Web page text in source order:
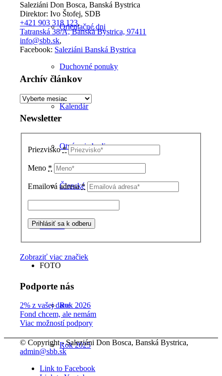
Orientačné dni
Duchovné ponuky
Kalendár
Otváracie hodiny
Členské
ŠPORT
FOTO
Rok 2026
Rok 2025
Saleziáni Don Bosca, Banská Bystrica
Direktor: Ivo Štofej, SDB
+421 903 318 123,
Tatranská 38/A, Banská Bystrica, 97411
info@sbb.sk,
Facebook: Saleziáni Banská Bystrica
Archív článkov
Archív
Newsletter
Priezvisko*
Meno *
Emailová adresa*
Zobraziť viac značiek
Podporte nás
2% z vašej dane
Fond chcem, ale nemám
Viac možností podpory
© Copyright - Saleziáni Don Bosca, Banská Bystrica,
admin@sbb.sk
Link to Facebook